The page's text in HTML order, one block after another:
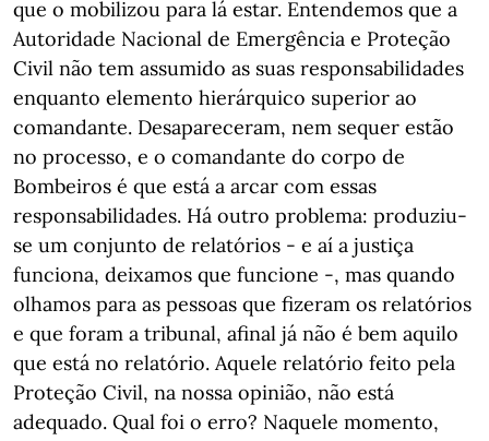
que o mobilizou para lá estar. Entendemos que a
Autoridade Nacional de Emergência e Proteção
Civil não tem assumido as suas responsabilidades
enquanto elemento hierárquico superior ao
comandante. Desapareceram, nem sequer estão
no processo, e o comandante do corpo de
Bombeiros é que está a arcar com essas
responsabilidades. Há outro problema: produziu-
se um conjunto de relatórios - e aí a justiça
funciona, deixamos que funcione -, mas quando
olhamos para as pessoas que fizeram os relatórios
e que foram a tribunal, afinal já não é bem aquilo
que está no relatório. Aquele relatório feito pela
Proteção Civil, na nossa opinião, não está
adequado. Qual foi o erro? Naquele momento,